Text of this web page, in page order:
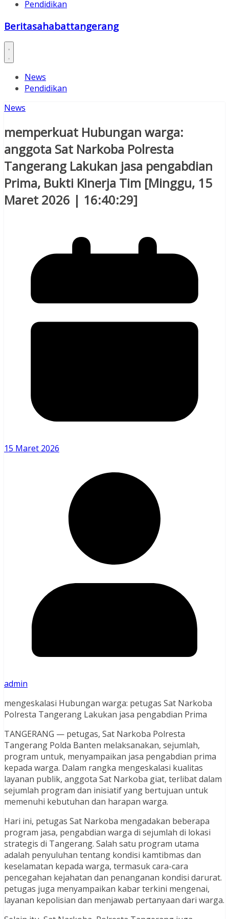
Pendidikan
Beritasahabattangerang
News
Pendidikan
News
memperkuat Hubungan warga:
anggota Sat Narkoba Polresta
Tangerang Lakukan jasa pengabdian
Prima, Bukti Kinerja Tim [Minggu, 15
Maret 2026 | 16:40:29]
15 Maret 2026
admin
mengeskalasi Hubungan warga: petugas Sat Narkoba
Polresta Tangerang Lakukan jasa pengabdian Prima
TANGERANG — petugas, Sat Narkoba Polresta
Tangerang Polda Banten melaksanakan, sejumlah,
program untuk, menyampaikan jasa pengabdian prima
kepada warga. Dalam rangka mengeskalasi kualitas
layanan publik, anggota Sat Narkoba giat, terlibat dalam
sejumlah program dan inisiatif yang bertujuan untuk
memenuhi kebutuhan dan harapan warga.
Hari ini, petugas Sat Narkoba mengadakan beberapa
program jasa, pengabdian warga di sejumlah di lokasi
strategis di Tangerang. Salah satu program utama
adalah penyuluhan tentang kondisi kamtibmas dan
keselamatan kepada warga, termasuk cara-cara
pencegahan kejahatan dan penanganan kondisi darurat.
petugas juga menyampaikan kabar terkini mengenai,
layanan kepolisian dan menjawab pertanyaan dari warga.